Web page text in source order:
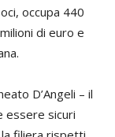
occupa 440
di euro e
D’Angeli – il
essere sicuri